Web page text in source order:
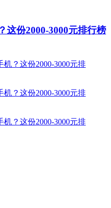
这份2000-3000元排行榜